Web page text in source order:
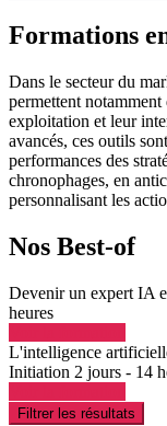
Formations
Dans le secteur du
permettent
exploitation et leur
avancés, ces outils
performances des
chronophages, en
personnalisant les
Nos Best-of
Devenir un expert IA
heures
L'intelligence
Initiation 2 jours - 14
Filtrer les résultats